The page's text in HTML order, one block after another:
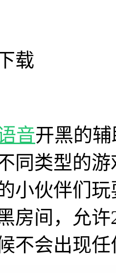
载
音开黑的
同类型的游
小伙伴们
房间，允
不会出现